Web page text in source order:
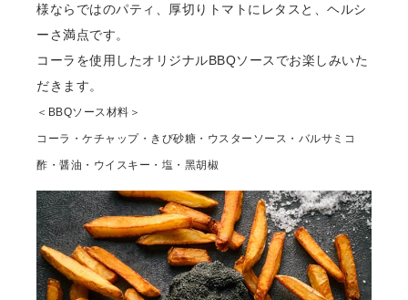
様ならではのパティ、厚切りトマトにレタスと、ヘルシ
ーさ満点です。
コーラを使⽤したオリジナルBBQソースでお楽しみいた
だきます。
＜BBQソース材料＞
コーラ・ケチャップ・きび砂糖・ウスターソース・バルサミコ
酢・醤油・ウイスキー・塩・⿊胡椒